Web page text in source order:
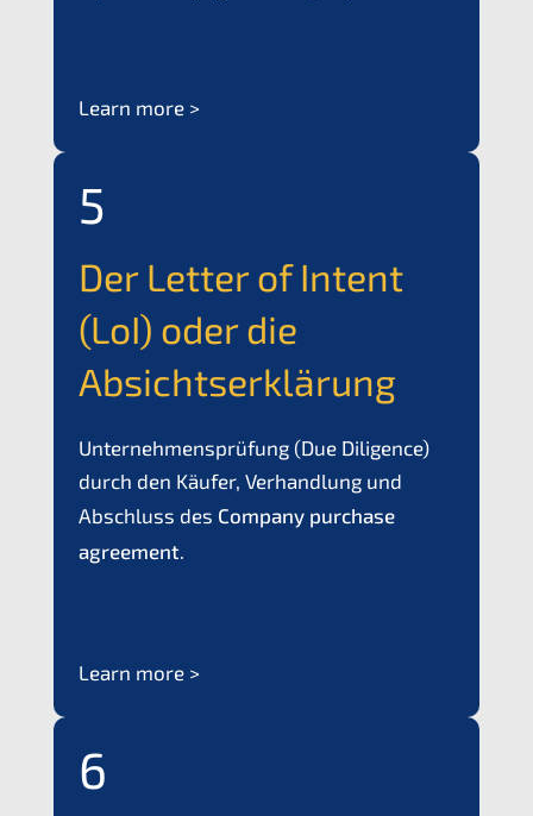
Learn more >
5
Der Letter of Intent
(LoI) oder die
Absichtserklärung
Unter­neh­mens­prü­fung (Due Diligence)
durch den Käufer, Verhand­lung und
Abschluss des Compa­ny purcha­se
agree­ment
Learn more >
6